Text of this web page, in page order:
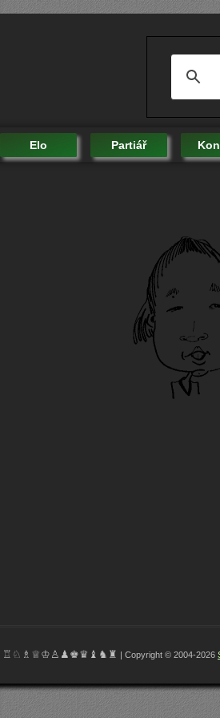
Elo Partiář
♖♘♗♕♔♙♟♚♛♝♞♜ | Copyright © 2004-2026